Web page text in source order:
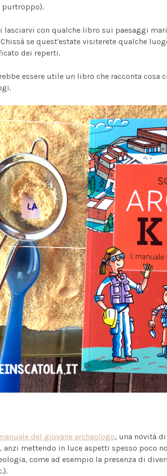
purtroppo).
lasciarvi con qualche libro sui paesaggi
se quest'estate visiterete qualche
dei reperti.
essere utile un libro che racconta
del giovane archeologo, una novità di
anzi mettendo in luce aspetti spesso poco
come ad esempio la presenza di